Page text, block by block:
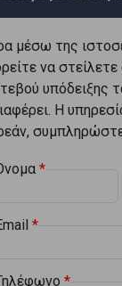
μέσω της
να
υπόδειξης
Η